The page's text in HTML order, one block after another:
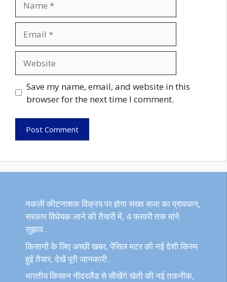
Save my name, email, and website in this
browser for the next time I comment.
नकली कीटनाशक विक्रय पर होगा सख्त सजा का प्रावधान,
सरकार विधेयक लाने की तैयारी में, 4 फरवरी तक मांगे
सुझाव..
किसानों के लिए अच्छी खबर, पेंसिल मटर की नई देशी किस्म
हुई तैयार, देखें पूरी जानकारी..
भारतीय किसान नीदरलैंड से सीखेंगे खेती की नई तकनीक,